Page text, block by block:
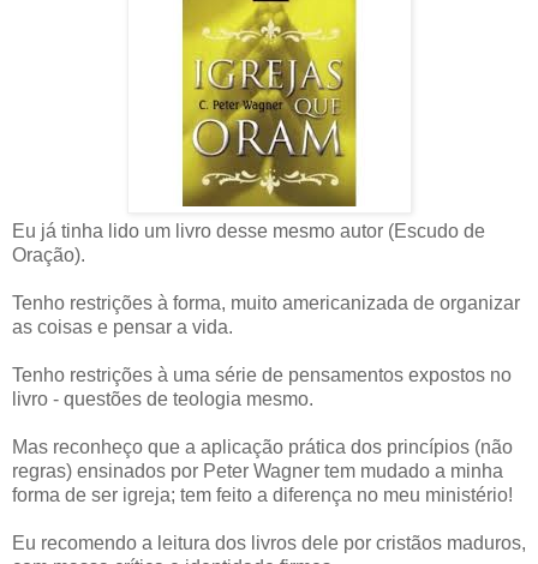
Eu já tinha lido um livro desse mesmo autor (Escudo de
Oração).
Tenho restrições à forma, muito americanizada de organizar
as coisas e pensar a vida.
Tenho restrições à uma série de pensamentos expostos no
livro - questões de teologia mesmo.
Mas reconheço que a aplicação prática dos princípios (não
regras) ensinados por Peter Wagner tem mudado a minha
forma de ser igreja; tem feito a diferença no meu ministério!
Eu recomendo a leitura dos livros dele por cristãos maduros,